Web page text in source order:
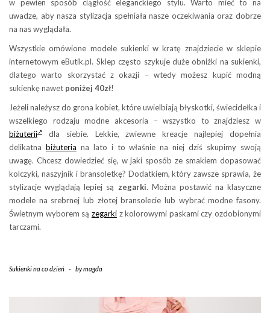
w pewien sposób ciągłość eleganckiego stylu. Warto mieć to na
uwadze, aby nasza stylizacja spełniała nasze oczekiwania oraz dobrze
na nas wyglądała.
Wszystkie omówione modele sukienki w kratę znajdziecie w sklepie
internetowym eButik.pl. Sklep często szykuje duże obniżki na sukienki,
dlatego warto skorzystać z okazji – wtedy możesz kupić modną
sukienkę nawet poniżej 40zł!
Jeżeli należysz do grona kobiet, które uwielbiają błyskotki, świecidełka i
wszelkiego rodzaju modne akcesoria – wszystko to znajdziesz w
biżuterii
dla siebie. Lekkie, zwiewne kreacje najlepiej dopełnia
delikatna biżuteria na lato i to właśnie na niej dziś skupimy swoją
uwagę. Chcesz dowiedzieć się, w jaki sposób ze smakiem dopasować
kolczyki, naszyjnik i bransoletkę? Dodatkiem, który zawsze sprawia, że
stylizacje wyglądają lepiej są zegarki. Można postawić na klasyczne
modele na srebrnej lub złotej bransolecie lub wybrać modne fasony.
Świetnym wyborem są zegarkiz kolorowymi paskami czy ozdobionymi
tarczami.
Sukienki na co dzień - bymagda